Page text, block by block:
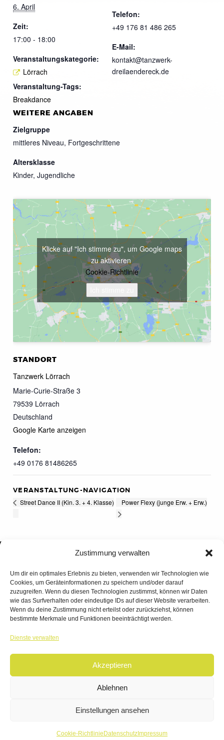
Zustimmung verwalten
Um dir ein optimales Erlebnis zu bieten, verwenden wir Technologien wie
Cookies, um Geräteinformationen zu speichern und/oder darauf
zuzugreifen. Wenn du diesen Technologien zustimmst, können wir Daten
wie das Surfverhalten oder eindeutige IDs auf dieser Website verarbeiten.
Wenn du deine Zustimmung nicht erteilst oder zurückziehst, können
bestimmte Merkmale und Funktionen beeinträchtigt werden.
Dienste verwalten
Akzeptieren
Ablehnen
Einstellungen ansehen
Cookie-Richtlinie Datenschutz Impressum
6. April
Zeit:
17:00 - 18:00
Veranstaltungskategorie:
Lörrach
Veranstaltung-Tags:
Breakdance
Telefon:
+49 176 81 486 265
E-Mail:
kontakt@tanzwerk-
dreilaendereck.de
WEITERE ANGABEN
Zielgruppe
mittleres Niveau, Fortgeschrittene
Altersklasse
Kinder, Jugendliche
STANDORT
Tanzwerk Lörrach
Marie-Curie-Straße 3
79539 Lörrach
Deutschland
Google Karte anzeigen
Telefon:
+49 0176 81486265
Klicke auf "Ich stimme zu", um Google maps
zu aktivieren
Cookie-Richtlinie
VERANSTALTUNG-NAVIGATION
Street Dance II (Kin. 3. + 4. Klasse) Power Flexy (junge Erw. + Erw.)
© 2026 | TANZWERK
DATENSCHUTZ